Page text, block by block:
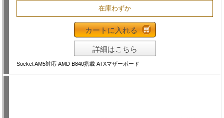
在庫わずか
カートに入れる
詳細はこちら
Socket AM5対応 AMD B840搭載 ATXマザーボード